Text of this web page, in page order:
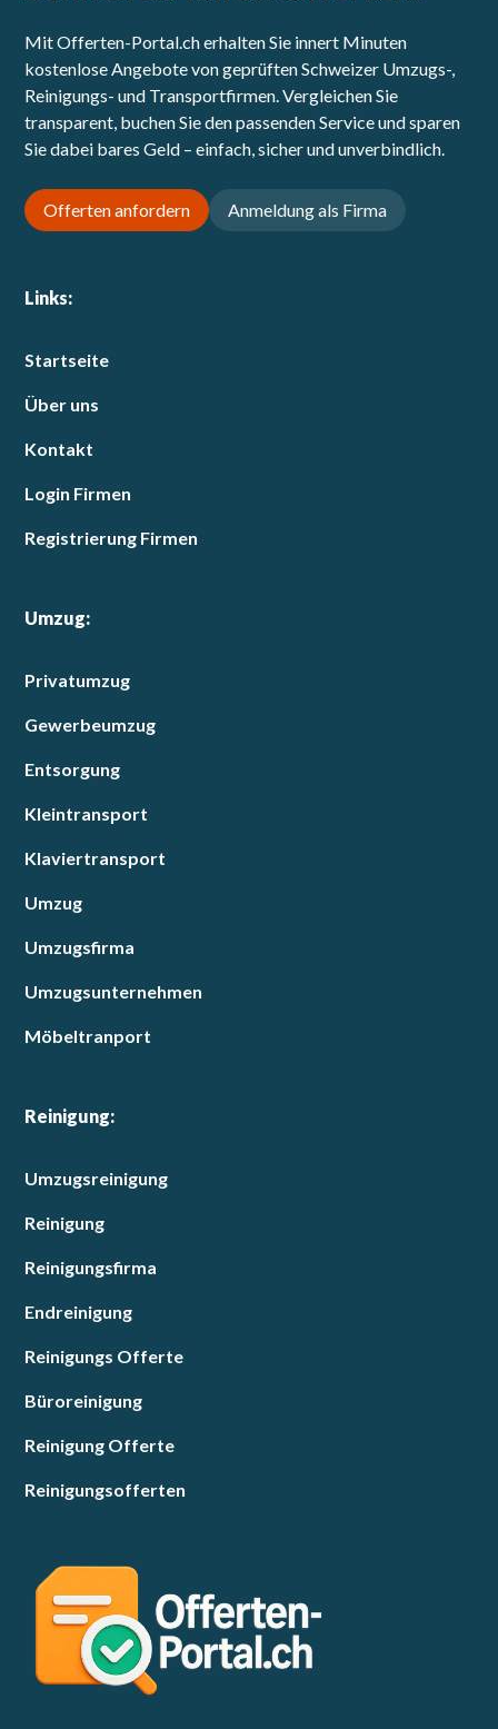
Mit Offerten-Portal.ch erhalten Sie innert Minuten
kostenlose Angebote von geprüften Schweizer Umzugs-,
Reinigungs- und Transportfirmen. Vergleichen Sie
transparent, buchen Sie den passenden Service und sparen
Sie dabei bares Geld – einfach, sicher und unverbindlich.
Offerten anfordern Anmeldung als Firma
Links:
Startseite
Über uns
Kontakt
Login Firmen
Registrierung Firmen
Umzug:
Privatumzug
Gewerbeumzug
Entsorgung
Kleintransport
Klaviertransport
Umzug
Umzugsfirma
Umzugsunternehmen
Möbeltranport
Reinigung:
Umzugsreinigung
Reinigung
Reinigungsfirma
Endreinigung
Reinigungs Offerte
Büroreinigung
Reinigung Offerte
Reinigungsofferten